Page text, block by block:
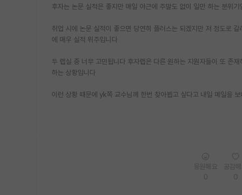
후자는 논문 실적은 좋지만 매일 야근에 주말도 없이 일만 하는 분위
취업 시에 논문 실적이 좋으면 당연히 플러스는 되겠지만 저 정도로
에 매우 실적 위주입니다
두 랩실 중 너무 고민됩니다 후자랩은 다른 원하는 지원자들이 또 존
하는 상황입니다
이런 상황 때문에 yk쪽 교수님께 한번 찾아뵙고 싶다고 내일 메일을